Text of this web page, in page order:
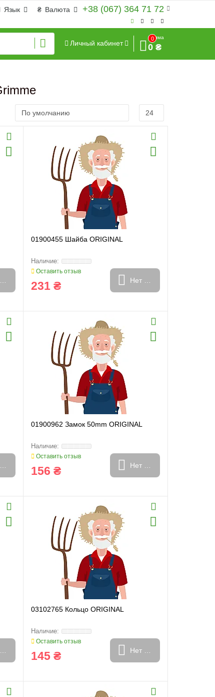
+38 (067) 364 71 72
₴ Валюта
Язык
Личный кабинет
0
Сумма
0 ₴
наличии
01900455 Шайба ORIGINAL
Оставить отзыв
231 ₴ Нет в наличии
наличии
01900962 Замок 50mm ORIGINAL
Оставить отзыв
156 ₴ Нет в наличии
наличии
03102765 Кольцо ORIGINAL
Оставить отзыв
145 ₴ Нет в наличии